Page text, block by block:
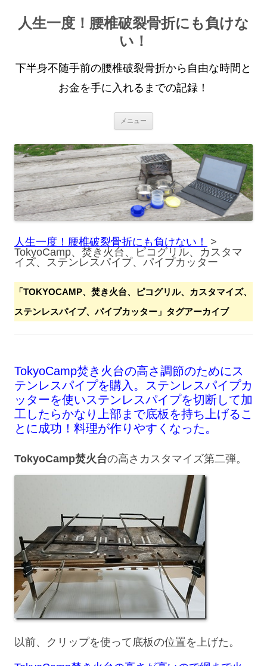
人生一度！腰椎破裂骨折にも負けな
い！
下半身不随手前の腰椎破裂骨折から自由な時間と
お金を手に入れるまでの記録！
メニュー
ン
ツ
へ
ス
キ
ッ
プ
人生一度！腰椎破裂骨折にも負けない！
>
TokyoCamp、焚き火台、ピコグリル、カスタマ
イズ、ステンレスパイプ、パイプカッター
「TOKYOCAMP、焚き火台、ピコグリル、カスタマイズ、
ステンレスパイプ、パイプカッター 」タグアーカイブ
TokyoCamp焚き火台の高さ調節のためにス
テンレスパイプを購入。ステンレスパイプカ
ッターを使いステンレスパイプを切断して加
工したらかなり上部まで底板を持ち上げるこ
とに成功！料理が作りやすくなった。
TokyoCamp焚火台の高さカスタマイズ第二弾。
以前、クリップを使って底板の位置を上げた。